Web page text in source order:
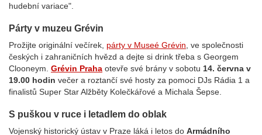
hudební variace".
Párty v muzeu Grévin
Prožijte originální večírek, párty v Museé Grévin , ve společnosti
českých i zahraničních hvězd a dejte si drink třeba s Georgem
Clooneym. Grévin Praha otevře své brány v sobotu 14. června v
19.00 hodin večer a roztančí své hosty za pomoci DJs Rádia 1 a
finalistů Super Star Alžběty Kolečkářové a Michala Šepse.
S puškou v ruce i letadlem do oblak
Vojenský historický ústav v Praze láká i letos do Armádního